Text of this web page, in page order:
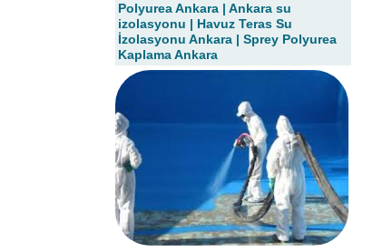
Polyurea Ankara | Ankara su
izolasyonu | Havuz Teras Su
İzolasyonu Ankara | Sprey Polyurea
Kaplama Ankara